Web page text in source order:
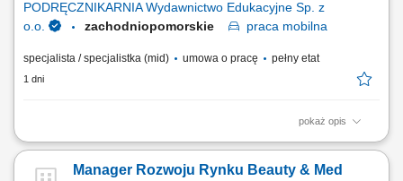
PODRĘCZNIKARNIA Wydawnictwo Edukacyjne Sp. z
o.o.
zachodniopomorskie praca mobilna
specjalista / specjalistka (mid) umowa o pracę pełny etat
1 dni
pokaż opis
Twoje zadania aktywne pozyskiwanie nowych klientów i rozwijanie
sprzedażowych u klientów, sprzedaż pakietów edukacyjnych, pomocy
Manager Rozwoju Rynku Beauty & Med